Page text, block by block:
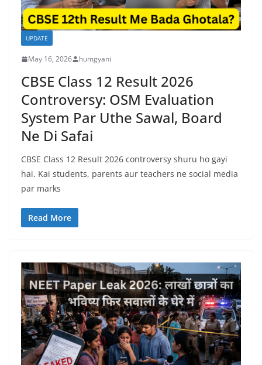
UPDATE
May 16, 2026 humgyani
CBSE Class 12 Result 2026
Controversy: OSM Evaluation
System Par Uthe Sawal, Board
Ne Di Safai
CBSE Class 12 Result 2026 controversy shuru ho gayi
hai. Kai students, parents aur teachers ne social media
par marks
Read More